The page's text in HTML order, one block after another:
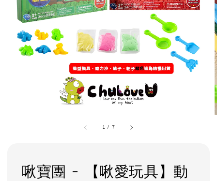
1 / 7
啾寶團 - 【啾愛玩具】動